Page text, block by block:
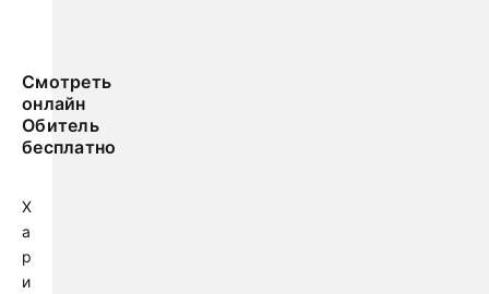
Смотреть
онлайн
Обитель
бесплатно
Х
а
р
и